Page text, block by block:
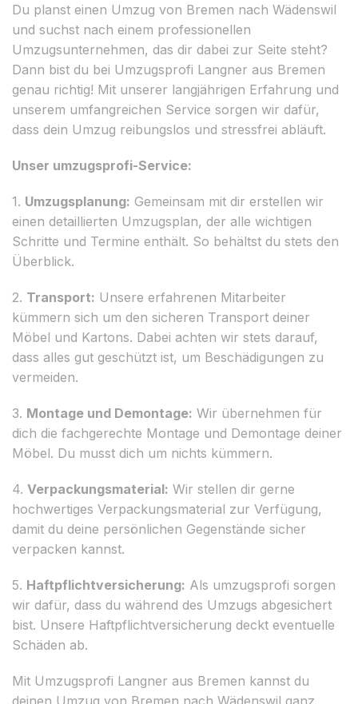
Du planst einen Umzug von Bremen nach Wädenswil
und suchst nach einem professionellen
Umzugsunternehmen, das dir dabei zur Seite steht?
Dann bist du bei Umzugsprofi Langner aus Bremen
genau richtig! Mit unserer langjährigen Erfahrung und
unserem umfangreichen Service sorgen wir dafür,
dass dein Umzug reibungslos und stressfrei abläuft.
Unser umzugsprofi-Service:
1. Umzugsplanung: Gemeinsam mit dir erstellen wir
einen detaillierten Umzugsplan, der alle wichtigen
Schritte und Termine enthält. So behältst du stets den
Überblick.
2. Transport: Unsere erfahrenen Mitarbeiter
kümmern sich um den sicheren Transport deiner
Möbel und Kartons. Dabei achten wir stets darauf,
dass alles gut geschützt ist, um Beschädigungen zu
vermeiden.
3. Montage und Demontage: Wir übernehmen für
dich die fachgerechte Montage und Demontage deiner
Möbel. Du musst dich um nichts kümmern.
4. Verpackungsmaterial: Wir stellen dir gerne
hochwertiges Verpackungsmaterial zur Verfügung,
damit du deine persönlichen Gegenstände sicher
verpacken kannst.
5. Haftpflichtversicherung: Als umzugsprofi sorgen
wir dafür, dass du während des Umzugs abgesichert
bist. Unsere Haftpflichtversicherung deckt eventuelle
Schäden ab.
Mit Umzugsprofi Langner aus Bremen kannst du
deinen Umzug von Bremen nach Wädenswil ganz